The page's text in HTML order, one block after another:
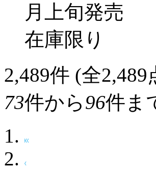
月上旬発売
在庫限り
2,489件 (全2,489
73件から96件ま